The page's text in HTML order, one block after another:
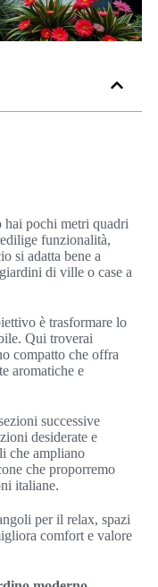
hai pochi metri quadri
funzionalità,
si adatta bene a
di ville o case a
è trasformare lo
Qui troverai
compatto che offra
aromatiche e
successive
desiderate e
che ampliano
che proporremo
italiane.
per il relax, spazi
comfort e valore